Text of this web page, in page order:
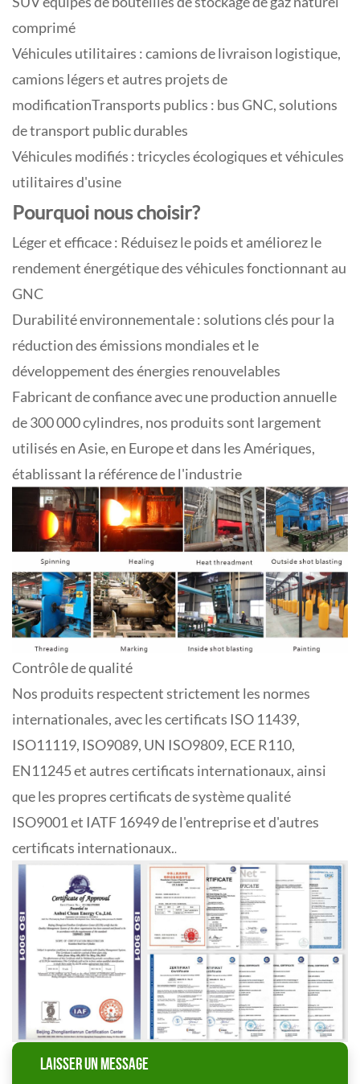
comprimé
Véhicules utilitaires : camions de livraison logistique,
camions légers et autres projets de
modificationTransports publics : bus GNC, solutions
de transport public durables
Véhicules modifiés : tricycles écologiques et véhicules
utilitaires d'usine
Pourquoi nous choisir?
Léger et efficace : Réduisez le poids et améliorez le
rendement énergétique des véhicules fonctionnant au
GNC
Durabilité environnementale : solutions clés pour la
réduction des émissions mondiales et le
développement des énergies renouvelables
Fabricant de confiance avec une production annuelle
de 300 000 cylindres, nos produits sont largement
utilisés en Asie, en Europe et dans les Amériques,
établissant la référence de l'industrie
Contrôle de qualité
Nos produits respectent strictement les normes
internationales, avec les certificats ISO 11439,
ISO11119, ISO9089, UN ISO9809, ECE R110,
EN11245 et autres certificats internationaux, ainsi
que les propres certificats de système qualité
ISO9001 et IATF 16949 de l'entreprise et d'autres
certificats internationaux..
LAISSER UN MESSAGE